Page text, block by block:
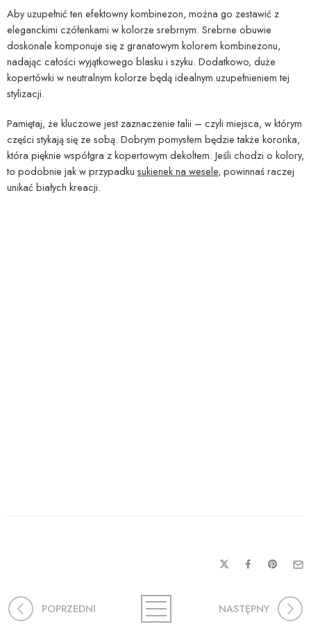
Aby uzupełnić ten efektowny kombinezon, można go zestawić z
eleganckimi czółenkami w kolorze srebrnym. Srebrne obuwie
doskonale komponuje się z granatowym kolorem kombinezonu,
nadając całości wyjątkowego blasku i szyku. Dodatkowo, duże
kopertówki w neutralnym kolorze będą idealnym uzupełnieniem tej
stylizacji.
Pamiętaj, że kluczowe jest zaznaczenie talii – czyli miejsca, w którym
części stykają się ze sobą. Dobrym pomysłem będzie także koronka,
która pięknie współgra z kopertowym dekoltem. Jeśli chodzi o kolory,
to podobnie jak w przypadku sukienek na wesele, powinnaś raczej
unikać białych kreacji.
POPRZEDNI NASTĘPNY